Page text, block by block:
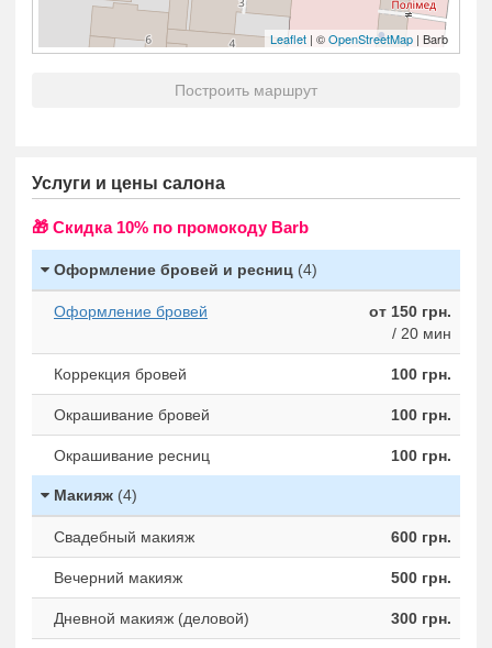
Leaflet | ©OpenStreetMap | Barb
Построить маршрут
Услуги и цены салона
🎁 Cкидка 10% по промокоду Barb
Оформление бровей и ресниц (4)
Оформление бровей
от 150 грн.
/ 20 мин
Коррекция бровей 100 грн.
Окрашивание бровей 100 грн.
Окрашивание ресниц 100 грн.
Макияж (4)
Свадебный макияж 600 грн.
Вечерний макияж 500 грн.
Дневной макияж (деловой) 300 грн.